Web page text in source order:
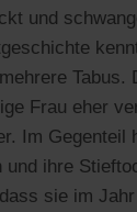
und
Frau eher
Im Gegenteil
und ihre
sie im